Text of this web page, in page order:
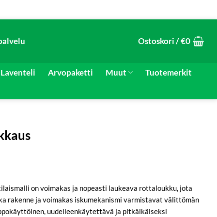
Ostoskori /€0
Laventeli Arvopaketti Muut
Tuotemerkit
on voimakas ja nopeasti laukeava rottaloukku, jota
rakenne ja voimakas iskumekanismi varmistavat välittömän
uudelleenkäytettävä ja pitkäikäiseksi